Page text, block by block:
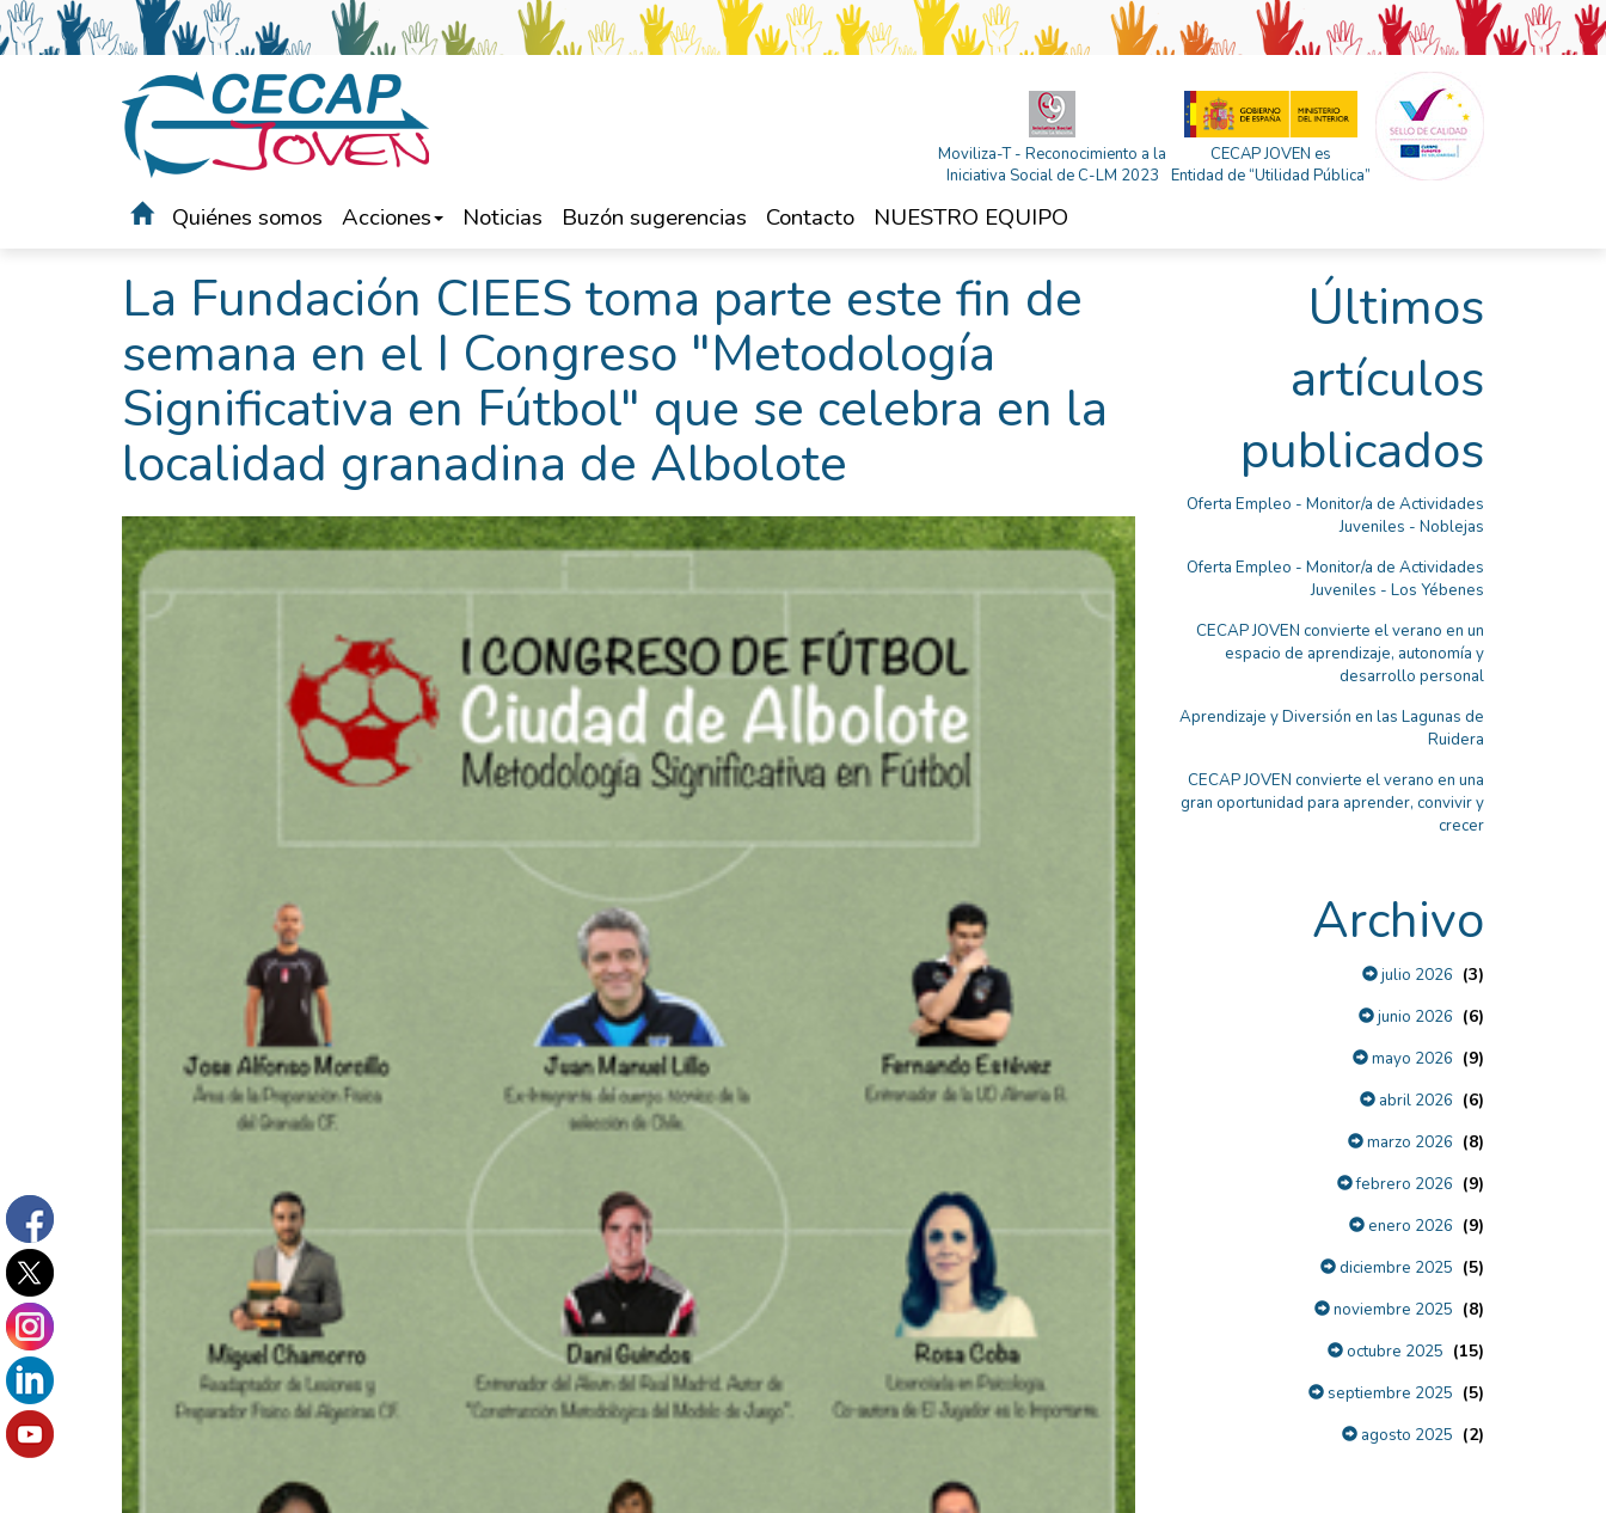
Moviliza-T - Reconocimiento a la
Iniciativa Social de C-LM 2023
CECAP JOVEN es
Entidad de “Utilidad Pública”
Quiénes somos Acciones Noticias Buzón sugerencias Contacto NUESTRO EQUIPO
La Fundación CIEES toma parte este fin de
semana en el I Congreso "Metodología
Significativa en Fútbol" que se celebra en la
localidad granadina de Albolote
Últimos
artículos
publicados
Oferta Empleo - Monitor/a de Actividades
Juveniles - Noblejas
Oferta Empleo - Monitor/a de Actividades
Juveniles - Los Yébenes
CECAP JOVEN convierte el verano en un
espacio de aprendizaje, autonomía y
desarrollo personal
Aprendizaje y Diversión en las Lagunas de
Ruidera
CECAP JOVEN convierte el verano en una
gran oportunidad para aprender, convivir y
crecer
Archivo
julio 2026 (3)
junio 2026 (6)
mayo 2026 (9)
abril 2026 (6)
marzo 2026 (8)
febrero 2026 (9)
enero 2026 (9)
diciembre 2025 (5)
noviembre 2025 (8)
octubre 2025 (15)
septiembre 2025 (5)
agosto 2025 (2)